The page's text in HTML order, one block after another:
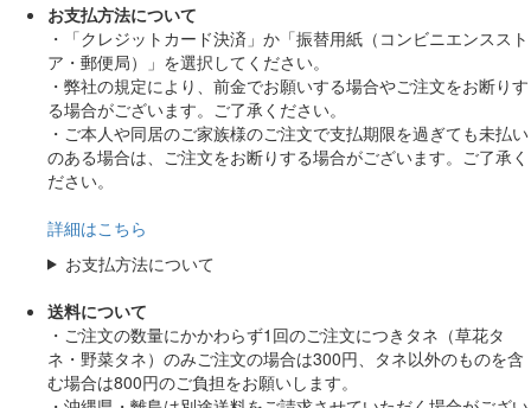
お支払方法について
・「クレジットカード決済」か「振替用紙（コンビニエンススト
ア・郵便局）」を選択してください。
・弊社の規定により、前金でお願いする場合やご注文をお断りす
る場合がございます。ご了承ください。
・ご本人や同居のご家族様のご注文で支払期限を過ぎても未払い
のある場合は、ご注文をお断りする場合がございます。ご了承く
ださい。
詳細はこちら
お支払方法について
送料について
・ご注文の数量にかかわらず1回のご注文につきタネ（草花タ
ネ・野菜タネ）のみご注文の場合は300円、タネ以外のものを含
む場合は800円のご負担をお願いします。